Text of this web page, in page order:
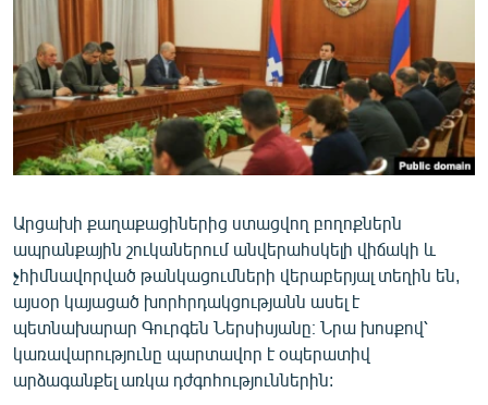
ՄԻՋԱԶԳԱՅԻՆ
ՄՇԱԿՈՒՅԹ
ՍՊՈՐՏ
ՄԵԿՆԱԲԱՆՈՒԹՅՈՒՆ
ԿՈՐՈՆԱՎԻՐՈՒՍ
ԱՐԽԻՎ
ՏԵՍԱՆՅՈՒԹԵՐ
ԲԱՆԱՎԵՃ
ՁԳՏԵԼՈՎ ԼԱՎԱԳՈՒՅՆԻՆ
Արցախի քաղաքացիներից ստացվող բողոքներն
ապրանքային շուկաներում անվերահսկելի վիճակի և
չհիմնավորված թանկացումների վերաբերյալ տեղին են,
այսօր կայացած խորհրդակցությանն ասել է
պետնախարար Գուրգեն Ներսիսյանը։ Նրա խոսքով՝
կառավարությունը պարտավոր է օպերատիվ
արձագանքել առկա դժգոհություններին: